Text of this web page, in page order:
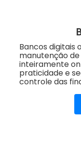
Bancos digitais
manutenção
inteiramente
praticidade e
controle das